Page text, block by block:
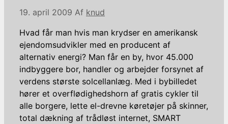
19. april 2009 Af knud
Hvad får man hvis man krydser en amerikansk
ejendomsudvikler med en producent af
alternativ energi? Man får en by, hvor 45.000
indbyggere bor, handler og arbejder forsynet af
verdens største solcellanlæg. Med i bybilledet
hører et overflødighedshorn af gratis cykler til
alle borgere, lette el-drevne køretøjer på skinner,
total dækning af trådløst internet, SMART